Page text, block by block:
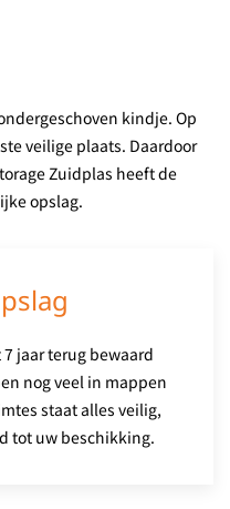
kindje. Op
veilige plaats. Daardoor
Zuidplas heeft de
opslag.
jaar terug bewaard
nog veel in mappen
staat alles veilig,
tot uw beschikking.